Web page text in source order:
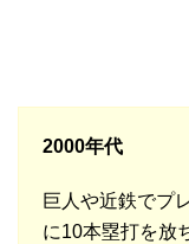
2000年代
巨人や近鉄でプ
に10本塁打を放